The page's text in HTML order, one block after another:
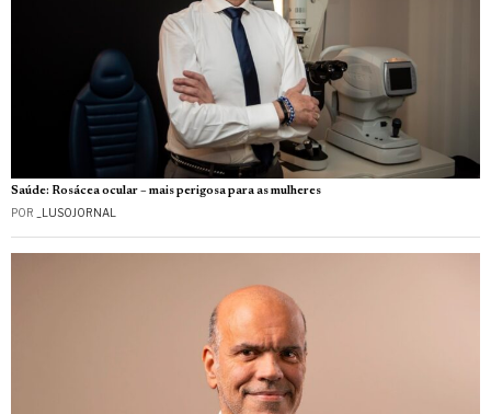
Saúde: Rosácea ocular – mais perigosa para as mulheres
POR _LUSOJORNAL